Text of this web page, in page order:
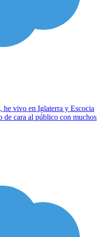
he vivo en Iglaterra y Escocia
de cara al público con muchos